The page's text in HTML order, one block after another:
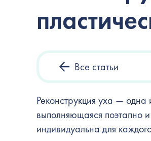
Все статьи
Реконструкция уха —
выполняющаяся поэтапно
индивидуальна для